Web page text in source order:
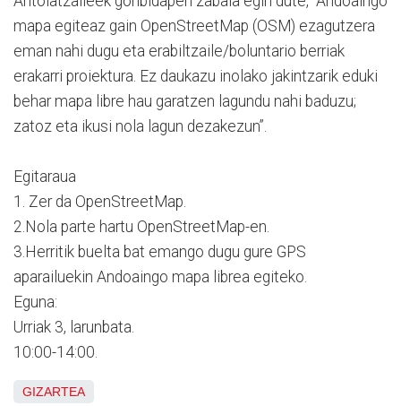
mapa egiteaz gain OpenStreetMap (OSM) ezagutzera
eman nahi dugu eta erabiltzaile/boluntario berriak
erakarri proiektura. Ez daukazu inolako jakintzarik eduki
behar mapa libre hau garatzen lagundu nahi baduzu;
zatoz eta ikusi nola lagun dezakezun”.
Egitaraua
1. Zer da OpenStreetMap.
2.Nola parte hartu OpenStreetMap-en.
3.Herritik buelta bat emango dugu gure GPS
aparailuekin Andoaingo mapa librea egiteko.
Eguna:
Urriak 3, larunbata.
10:00-14:00.
GIZARTEA